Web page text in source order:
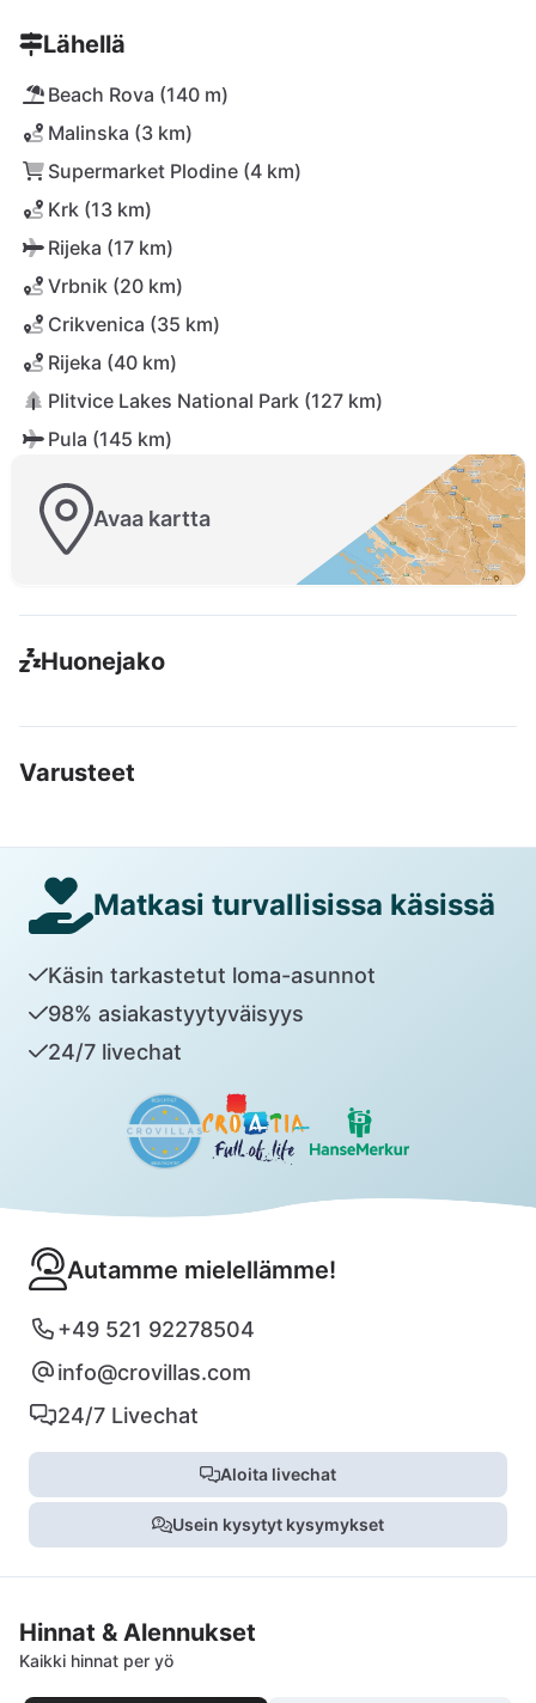
Lähellä
Beach Rova (140 m)
Malinska (3 km)
Supermarket Plodine (4 km)
Krk (13 km)
Rijeka (17 km)
Vrbnik (20 km)
Crikvenica (35 km)
Rijeka (40 km)
Plitvice Lakes National Park (127 km)
Pula (145 km)
Avaa kartta
Huonejako
Varusteet
Matkasi turvallisissa käsissä
Käsin tarkastetut loma-asunnot
98% asiakastyytyväisyys
24/7 livechat
Autamme mielellämme!
+49 521 92278504
info@crovillas.com
24/7 Livechat
Aloita livechat
Usein kysytyt kysymykset
Hinnat & Alennukset
Kaikki hinnat per yö